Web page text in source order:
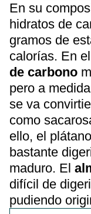
En su
hidratos de
gramos de
calorías. En
de carbono
pero a
se va
como
ello, el
bastante
maduro. El
difícil de
pudiendo